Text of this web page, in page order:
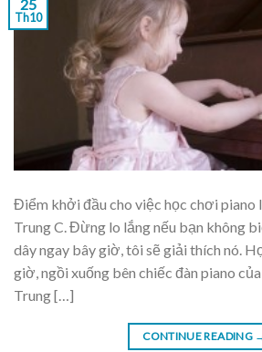
25
Th10
Điểm khởi đầu cho việc học chơi piano
Trung C. Đừng lo lắng nếu bạn không
dây ngay bây giờ, tôi sẽ giải thích nó.
giờ, ngồi xuống bên chiếc đàn piano
Trung […]
CONTINUE READING